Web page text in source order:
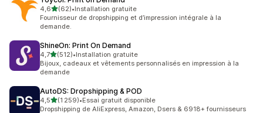
4,6étoile(s) sur 5
(62)
62 avis au total
•Installation gratuite
Fournisseur de dropshipping et d’impression intégrale à la
demande.
ShineOn: Print On Demand
4,7étoile(s) sur 5
(512)
512 avis au total
•Installation gratuite
Bijoux, cadeaux et vêtements personnalisés en impression à la
demande
AutoDS: Dropshipping & POD
4,5étoile(s) sur 5
(1 259)
1259 avis au total
•Essai gratuit disponible
Dropshipping de AliExpress, Amazon, Dsers & 6918+ fournisseurs